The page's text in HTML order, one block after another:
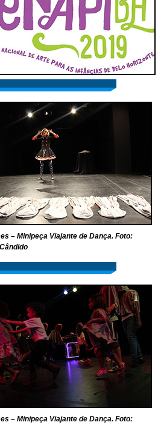
– Minipeça Viajante de Dança. Foto:
– Minipeça Viajante de Dança. Foto: